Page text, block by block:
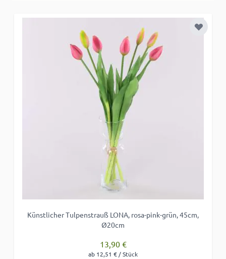
Zur
Künstlicher Tulpenstrauß LONA, rosa-pink-grün, 45cm,
Ø20cm
13,90 €
ab 12,51 € / Stück